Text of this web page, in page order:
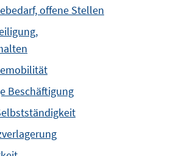
offene Stellen
Beschäftigung